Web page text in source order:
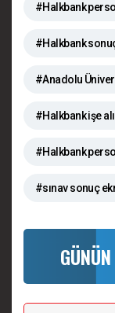
#Halkbank
#Halkbank
#Anadolu
#Halkbank işe
#Halkbank
#sınav sonuç